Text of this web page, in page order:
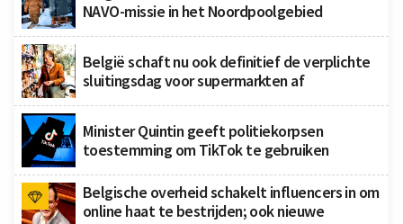
NAVO-missie in het Noordpoolgebied
België schaft nu ook definitief de verplichte
sluitingsdag voor supermarkten af
Minister Quintin geeft politiekorpsen
toestemming om TikTok te gebruiken
Belgische overheid schakelt influencers in om
online haat te bestrijden; ook nieuwe